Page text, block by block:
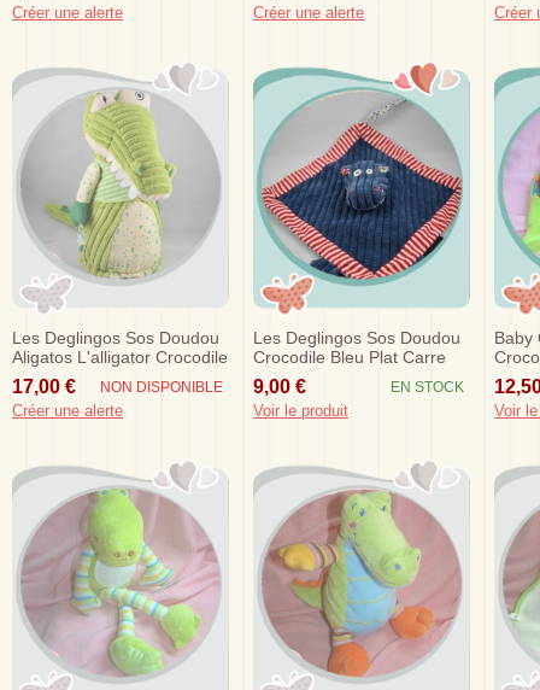
Créer une alerte Créer une alerte Créer
Les Deglingos Sos Doudou
Aligatos L'alligator Crocodile
Vert 33cm
17,00 € NON DISPONIBLE
Créer une alerte
Les Deglingos Sos Doudou
Crocodile Bleu Plat Carre
Liseret Rouge
9,00 € EN STOCK
Voir le produit
Baby
Voir